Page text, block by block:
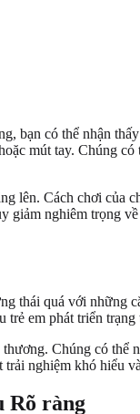
bạn có thể nhận
mút tay. Chúng
lên. Cách chơi
nghiêm trọng
thái quá với những
em phát triển
Chúng có
nghiệm khó hiểu
Rõ ràng